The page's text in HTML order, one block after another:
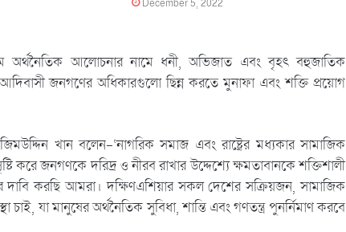
December 5, 2022
অর্থনৈতিক আলোচনার নামে ধনী, অভিজাত এবং বৃহৎ বহুজাতিক
জনগণের অধিকারগুলো ছিন্ন করতে মুনাফা এবং শক্তি প্রয়োগ
খান বলেন-‘নাগরিক সমাজ এবং রাষ্ট্রের মধ্যকার সামাজিক
করে জনগণকে দরিদ্র ও নীরব রাখার উদ্দেশ্যে ক্ষমতাবানকে শক্তিশালী
করছি আমরা। দক্ষিণএশিয়ার সকল দেশের সক্রিয়জন, সামাজিক
যা মানুষের অর্থনৈতিক সুবিধা, শান্তি এবং গণতন্ত্র পুনর্নিমাণ করবে